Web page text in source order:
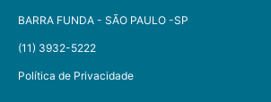
BARRA FUNDA - SÃO PAULO -SP​
(11) 3932-5222
Política de Privacidade